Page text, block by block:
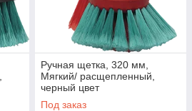
Ручная щетка, 320 мм,
Мягкий/ расщепленный,
черный цвет
Под заказ